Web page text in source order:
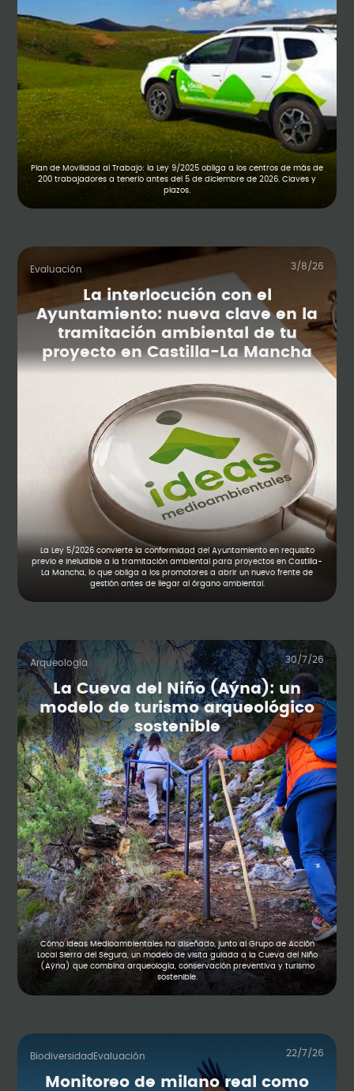
Plan de Movilidad al Trabajo: la Ley 9/2025 obliga a los centros de más de
200 trabajadores a tenerlo antes del 5 de diciembre de 2026. Claves y
plazos.
Evaluación 3/8/26
La interlocución con el
Ayuntamiento: nueva clave en la
tramitación ambiental de tu
proyecto en Castilla-La Mancha
La Ley 5/2026 convierte la conformidad del Ayuntamiento en requisito
previo e ineludible a la tramitación ambiental para proyectos en Castilla-
La Mancha, lo que obliga a los promotores a abrir un nuevo frente de
gestión antes de llegar al órgano ambiental.
Arqueología 30/7/26
La Cueva del Niño (Aýna): un
modelo de turismo arqueológico
sostenible
Cómo Ideas Medioambientales ha diseñado, junto al Grupo de Acción
Local Sierra del Segura, un modelo de visita guiada a la Cueva del Niño
(Aýna) que combina arqueología, conservación preventiva y turismo
sostenible.
Biodiversidad Evaluación 22/7/26
Monitoreo de milano real como